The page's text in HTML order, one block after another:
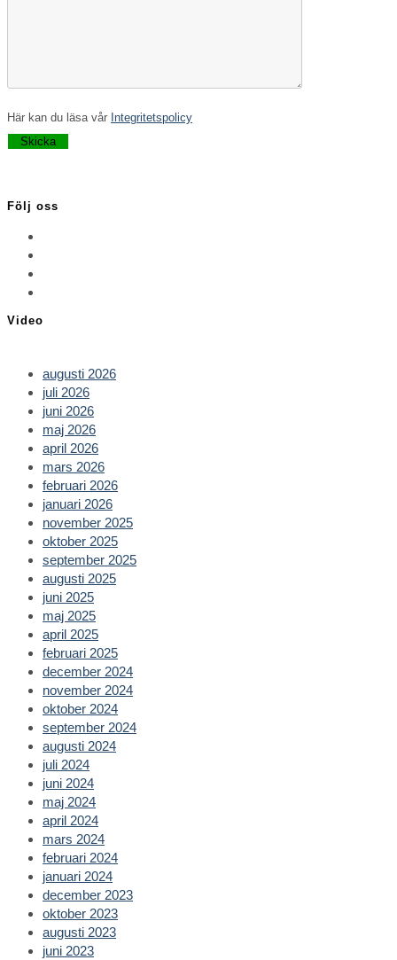
Här kan du läsa vår Integritetspolicy
Lämna detta fält tomt.
Följ oss
Video
augusti 2026
juli 2026
juni 2026
maj 2026
april 2026
mars 2026
februari 2026
januari 2026
november 2025
oktober 2025
september 2025
augusti 2025
juni 2025
maj 2025
april 2025
februari 2025
december 2024
november 2024
oktober 2024
september 2024
augusti 2024
juli 2024
juni 2024
maj 2024
april 2024
mars 2024
februari 2024
januari 2024
december 2023
oktober 2023
augusti 2023
juni 2023